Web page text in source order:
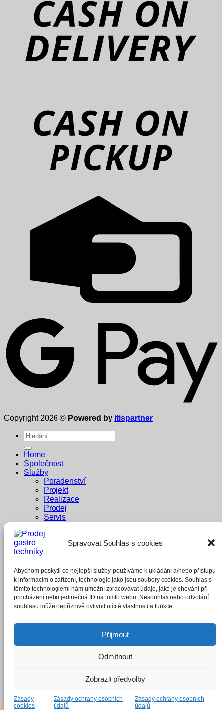
Spravovat Souhlas s cookies
Abychom poskytli co nejlepší služby, používáme k ukládání a/nebo přístupu
k informacím o zařízení, technologie jako jsou soubory cookies. Souhlas s
těmito technologiemi nám umožní zpracovávat údaje, jako je chování při
procházení nebo jedinečná ID na tomto webu. Nesouhlas nebo odvolání
souhlasu může nepříznivě ovlivnit určité vlastnosti a funkce.
Příjmout
Odmítnout
Zobrazit předvolby
Zásady
cookies
Zásady ochrany osobních
údajů
Zásady ochrany osobních
údajů
Copyright 2026 © Powered by itispartner
Hledat:
Home
Společnost
Služby
Poradenství
Projekt
Realizace
Prodej
Servis
Reference
Penzion Pastouška
Whisky Bar
E-shop
Přihlášení
Heslo*Povinné